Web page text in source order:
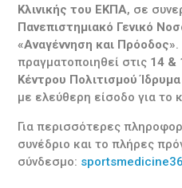
Κλινικής του ΕΚΠΑ, σε
Πανεπιστημιακό Γενικό
«Αναγέννηση και Πρόοδος»
πραγματοποιηθεί στις 14 &
Κέντρου Πολιτισμού
με ελεύθερη είσοδο για το
Για περισσότερες
συνέδριο και το πλήρες
σύνδεσμο: